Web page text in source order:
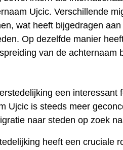
Ujcic. Verschillende
wat heeft bijgedragen
Op dezelfde manier
van de achternaam
een
Ujcic is steeds meer
naar steden op zoek
heeft een cruciale